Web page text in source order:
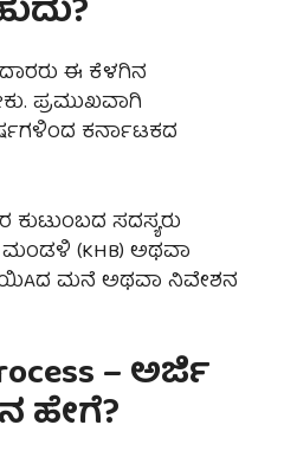
ಈ ಕೆಳಗಿನ
ಪ್ರಮುಖವಾಗಿ
ಕರ್ನಾಟಕದ
ಸದಸ್ಯರು
(KHB) ಅಥವಾ
ಮನೆ ಅಥವಾ ನಿವೇಶನ
– ಅರ್ಜಿ
ಹೇಗೆ?